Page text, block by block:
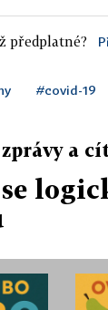
předplatné?
#covid-19
a